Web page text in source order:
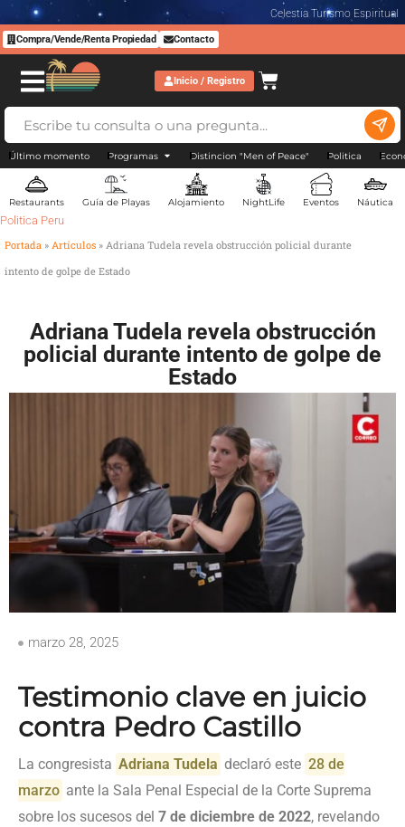
Celestia Turismo Espiritual
Compra/Vende/Renta Propiedad Contacto
Inicio / Registro
Último momento Programas Distincion "Men of Peace" Politica
Restaurants Guía de Playas Alojamiento NightLife Eventos Náutica
Politica Peru
Portada » Artículos » Adriana Tudela revela obstrucción policial durante
intento de golpe de Estado
Adriana Tudela revela obstrucción
policial durante intento de golpe de
Estado
marzo 28, 2025
Testimonio clave en juicio
contra Pedro Castillo
La congresista Adriana Tudela declaró este 28 de
marzo ante la Sala Penal Especial de la Corte Suprema
sobre los sucesos del 7 de diciembre de 2022, revelando